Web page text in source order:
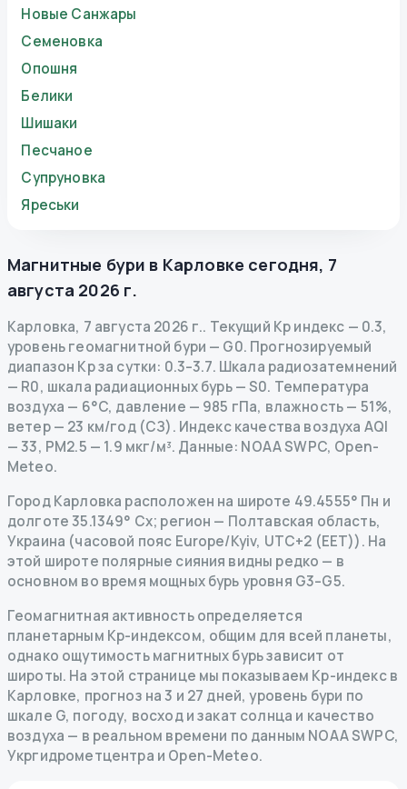
Новые Санжары
Семеновка
Опошня
Белики
Шишаки
Песчаное
Супруновка
Яреськи
Магнитные бури в Карловке сегодня, 7
августа 2026 г.
Карловка, 7 августа 2026 г.. Текущий Kp индекс — 0.3,
уровень геомагнитной бури — G0. Прогнозируемый
диапазон Kp за сутки: 0.3–3.7. Шкала радиозатемнений
— R0, шкала радиационных бурь— S0. Температура
воздуха — 6°C, давление — 985 гПа, влажность — 51%,
ветер — 23 км/год (СЗ). Индекс качества воздуха AQI
— 33, PM2.5 — 1.9 мкг/м³. Данные: NOAA SWPC, Open-
Meteo.
Город Карловка расположен на широте 49.4555° Пн и
долготе 35.1349° Сх; регион — Полтавская область,
Украина (часовой пояс Europe/Kyiv, UTC+2 (EET)). На
этой широте полярные сияния видны редко — в
основном во время мощных бурь уровня G3–G5.
Геомагнитная активность определяется
планетарным Kp-индексом, общим для всей планеты,
однако ощутимость магнитных бурь зависит от
широты. На этой странице мы показываем Kp-индекс в
Карловке, прогноз на 3 и 27 дней, уровень бури по
шкале G, погоду, восход и закат солнца и качество
воздуха — в реальном времени по данным NOAA SWPC,
Укргидрометцентра и Open-Meteo.